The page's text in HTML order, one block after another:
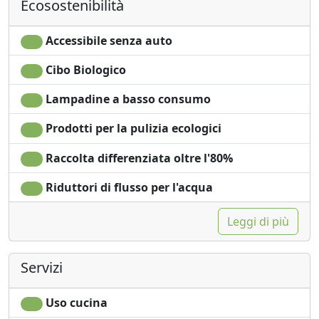
Ecosostenibilità
Accessibile senza auto
Cibo Biologico
Lampadine a basso consumo
Prodotti per la pulizia ecologici
Raccolta differenziata oltre l'80%
Riduttori di flusso per l'acqua
Leggi di più
Servizi
Uso cucina